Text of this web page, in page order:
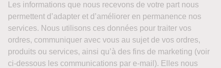
Les informations que nous recevons de votre part nous
permettent d’adapter et d’améliorer en permanence nos
services. Nous utilisons ces données pour traiter vos
ordres, communiquer avec vous au sujet de vos ordres,
produits ou services, ainsi qu’à des fins de marketing (voir
ci-dessous les communications par e-mail). Elles nous